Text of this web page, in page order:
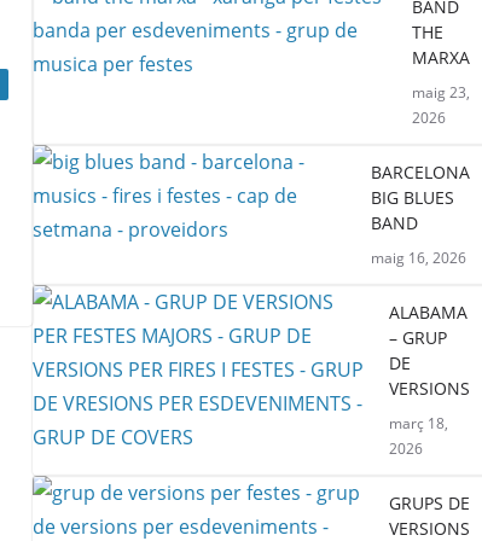
BAND
THE
MARXA
maig 23,
2026
BARCELONA
BIG BLUES
BAND
maig 16, 2026
ALABAMA
– GRUP
DE
VERSIONS
març 18,
2026
GRUPS DE
VERSIONS